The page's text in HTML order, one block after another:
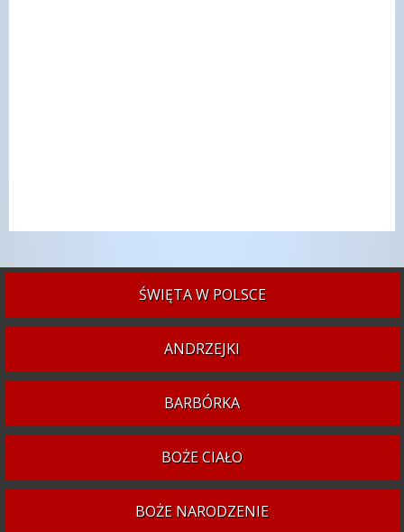
ŚWIĘTA W POLSCE
ANDRZEJKI
BARBÓRKA
BOŻE CIAŁO
BOŻE NARODZENIE